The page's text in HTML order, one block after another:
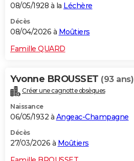
08/05/1928 à la Léchère
Décès
08/04/2026 à Moûtiers
Famille QUARD
Yvonne BROUSSET (93 ans)
Créer une cagnotte obsèques
Naissance
06/05/1932 à Angeac-Champagne
Décès
27/03/2026 à Moûtiers